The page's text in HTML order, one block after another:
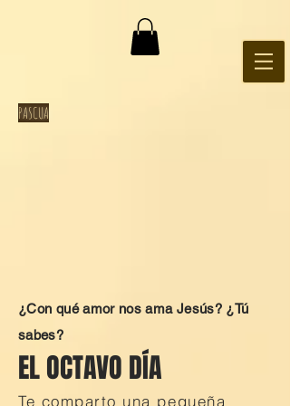
PASCUA
¿Con qué amor nos ama Jesús? ¿Tú
sabes?
EL OCTAVO DÍA
Te comparto una pequeña